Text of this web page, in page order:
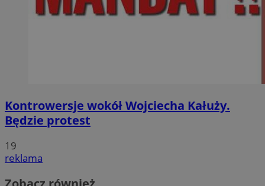
Kontrowersje wokół Wojciecha Kałuży.
Będzie protest
19
reklama